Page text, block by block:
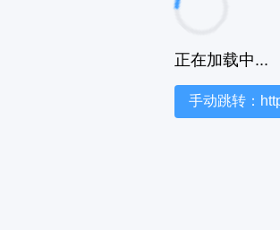
正在加载中...
手动跳转：